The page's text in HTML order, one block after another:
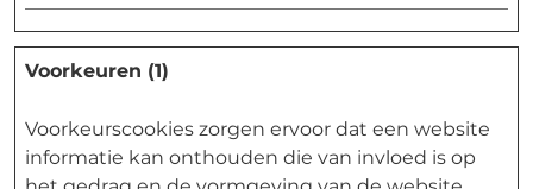
Voorkeuren (1)
Voorkeurscookies zorgen ervoor dat een website
informatie kan onthouden die van invloed is op